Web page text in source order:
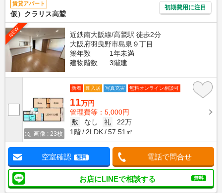
賃貸アパート
仮）クラリス高鷲
初期費用に注目
NEW
近鉄南大阪線/高鷲駅 徒歩2分
大阪府羽曳野市島泉９丁目
築年数
1年未満
建物階数
3階建
画像 : 23枚
新着 即入居 写真充実 無料オンライン相談可
11万円
管理費等：5,000円
敷
なし 礼
22万
1階
2LDK 57.51㎡
空室確認 無料 電話で問合せ
お店にLINEで相談する 無料